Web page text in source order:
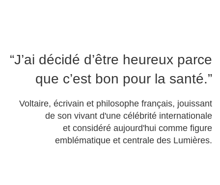
“J’ai décidé d’être heureux parce
que c’est bon pour la santé.”
Voltaire, écrivain et philosophe français, jouissant
de son vivant d'une célébrité internationale
et considéré aujourd'hui comme figure
emblématique et centrale des Lumières.